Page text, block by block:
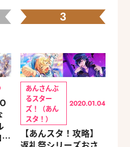
3
あんさんぶ
るスター
ズ！（あん
スタ！）
2020.01.04
【あんスタ！攻略】